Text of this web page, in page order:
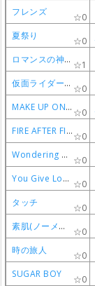
フレンズ
0
夏祭り
0
ロマンスの神様
1
仮面ライダーBLACK RX
0
MAKE UP ONE'S MIND
0
FIRE AFTER FIRE
0
Wondering up and down ～水のマージナル～
0
You Give Love A Bad Name
0
タッチ
0
素肌(ノーメイク)
0
時の旅人
0
SUGAR BOY
0
フレンズ
0
夏祭り
0
ロマンスの神様
1
仮面ライダーBLACK RX
0
MAKE UP ONE'S MIND
0
FIRE AFTER FIRE
0
Wondering up and down ～水のマージナル～
0
You Give Love A Bad Name
0
タッチ
0
素肌(ノーメイク)
0
時の旅人
0
SUGAR BOY
0
フレンズ
0
夏祭り
0
ロマンスの神様
1
仮面ライダーBLACK RX
0
MAKE UP ONE'S MIND
0
FIRE AFTER FIRE
0
Wondering up and down ～水のマージナル～
0
You Give Love A Bad Name
0
タッチ
0
素肌(ノーメイク)
0
時の旅人
0
SUGAR BOY
0
フレンズ
0
夏祭り
0
ロマンスの神様
1
仮面ライダーBLACK RX
0
MAKE UP ONE'S MIND
0
FIRE AFTER FIRE
0
Wondering up and down ～水のマージナル～
0
You Give Love A Bad Name
0
タッチ
0
素肌(ノーメイク)
0
時の旅人
0
SUGAR BOY
0